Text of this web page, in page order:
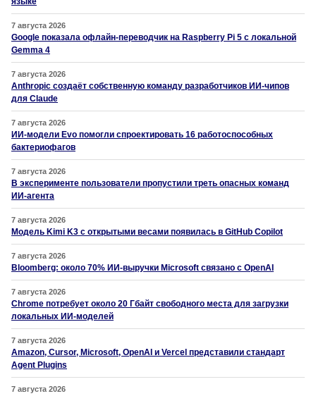
7 августа 2026
Google показала офлайн-переводчик на Raspberry Pi 5 с локальной
Gemma 4
7 августа 2026
Anthropic создаёт собственную команду разработчиков ИИ-чипов
для Claude
7 августа 2026
ИИ-модели Evo помогли спроектировать 16 работоспособных
бактериофагов
7 августа 2026
В эксперименте пользователи пропустили треть опасных команд
ИИ-агента
7 августа 2026
Модель Kimi K3 с открытыми весами появилась в GitHub Copilot
7 августа 2026
Bloomberg: около 70% ИИ-выручки Microsoft связано с OpenAI
7 августа 2026
Chrome потребует около 20 Гбайт свободного места для загрузки
локальных ИИ-моделей
7 августа 2026
Amazon, Cursor, Microsoft, OpenAI и Vercel представили стандарт
Agent Plugins
7 августа 2026